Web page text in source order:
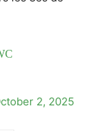
2, 2025